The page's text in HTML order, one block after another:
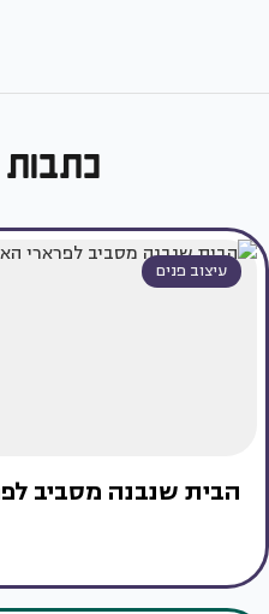
כתבות
עיצוב פנים
הבית שנבנה מסביב